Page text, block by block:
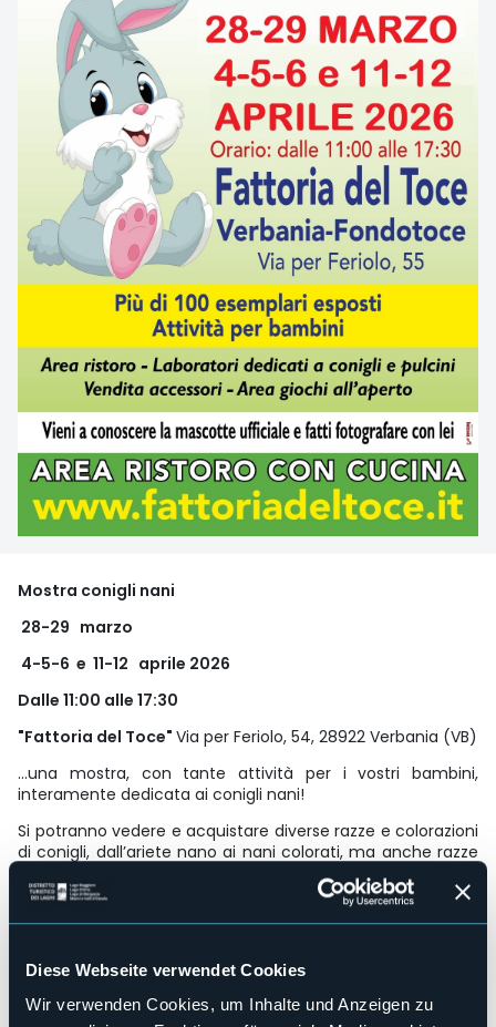
Diese Webseite verwendet Cookies
Wir verwenden Cookies, um Inhalte und Anzeigen zu
Mostra conigli nani
28-29 marzo
4-5-6 e 11-12 aprile 2026
Dalle 11:00 alle 17:30
"Fattoria del Toce" Via per Feriolo, 54, 28922 Verbania (VB)
…una mostra, con tante attività per i vostri bambini,
interamente dedicata ai conigli nani!
Si potranno vedere e acquistare diverse razze e colorazioni
di conigli, dall’ariete nano ai nani colorati, ma anche razze
grandi, una mostra unica nel suo genere.
Per i bimbi invece: giochi, laboratori e animazione, tutto in
tema “conigliesco”.
Possibilità inoltre di pranzare nella nostra area ristoro